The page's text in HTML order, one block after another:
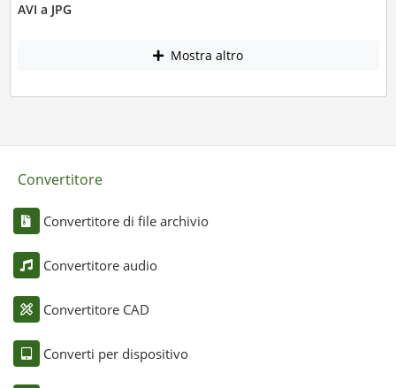
AVI a JPG
Mostra altro
Convertitore
Convertitore di file archivio
Convertitore audio
Convertitore CAD
Converti per dispositivo